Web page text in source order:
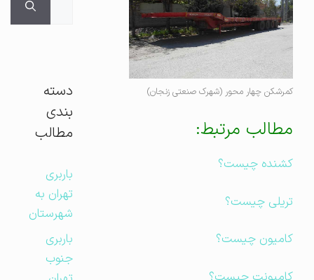
کمرشکن چهار محور (شهرک صنعتی زنجان)
مطالب مرتبط:
کشنده چیست؟
تریلی چیست؟
کامیون چیست؟
دسته
بندی
مطالب
باربری
تهران به
شهرستان
باربری
جنوب